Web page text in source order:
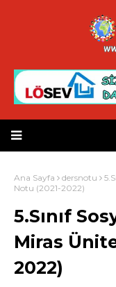
Ana Sayfa dersnotu
Notu (2021-2022)
5.Sınıf
Miras
2022)